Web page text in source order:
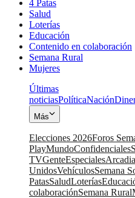
4 Patas
Salud
Loterías
Educación
Contenido en colaboración
Semana Rural
Mujeres
Últimas
noticiasPolíticaNación
Más
Elecciones 2026Foros
PlayMundoConfidenciales
TVGenteEspecialesArcadia
UnidosVehículosSemana
PatasSaludLoterías
colaboraciónSemana Rural